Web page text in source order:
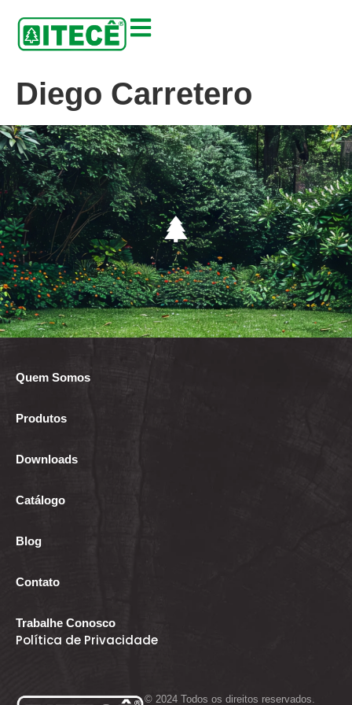
Diego Carretero
Quem Somos
Produtos
Downloads
Catálogo
Blog
Contato
Trabalhe Conosco
Política de Privacidade
© 2024 Todos os direitos reservados.